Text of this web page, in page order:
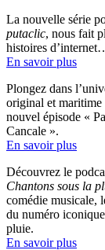
La nouvelle série
putaclic, nous fait
histoires
En savoir plus
Plongez dans
original et
nouvel épisode «
Cancale ».
En savoir plus
Découvrez le
Chantons sous la
comédie musicale,
du numéro
pluie.
En savoir plus